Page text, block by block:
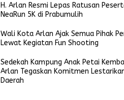
H. Arlan Resmi Lepas Ratusan
NeaRun 5K di Prabumulih
Wali Kota Arlan Ajak Semua Pihak
Lewat Kegiatan Fun Shooting
Sedekah Kampung Anak Petai
Arlan Tegaskan Komitmen
Daerah